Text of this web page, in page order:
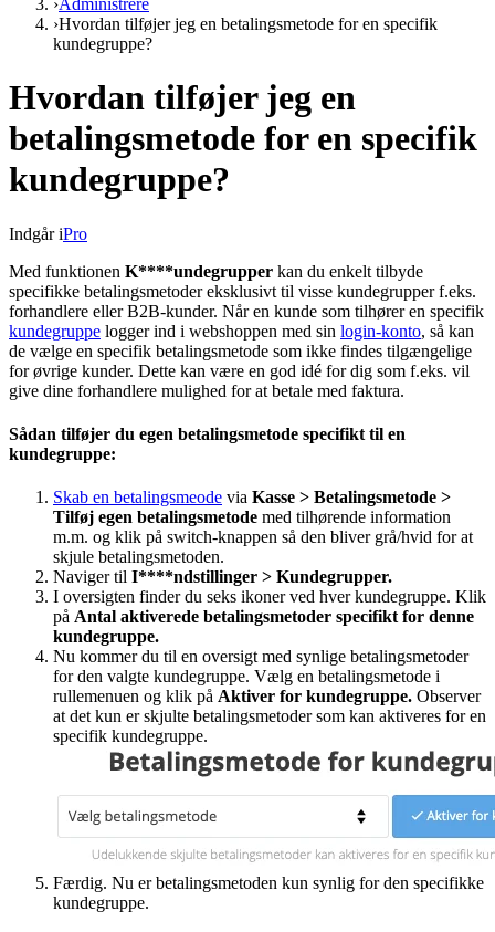
›Administrere
›Hvordan tilføjer jeg en betalingsmetode for en specifik
kundegruppe?
Hvordan tilføjer jeg en
betalingsmetode for en specifik
kundegruppe?
Indgår iPro
Med funktionen K****undegrupper kan du enkelt tilbyde
specifikke betalingsmetoder eksklusivt til visse kundegrupper f.eks.
forhandlere eller B2B-kunder. Når en kunde som tilhører en specifik
kundegruppe logger ind i webshoppen med sin login-konto, så kan
de vælge en specifik betalingsmetode som ikke findes tilgængelige
for øvrige kunder. Dette kan være en god idé for dig som f.eks. vil
give dine forhandlere mulighed for at betale med faktura.
Sådan tilføjer du egen betalingsmetode specifikt til en
kundegruppe:
Skab en betalingsmeode via Kasse > Betalingsmetode >
Tilføj egen betalingsmetode med tilhørende information
m.m. og klik på switch-knappen så den bliver grå/hvid for at
skjule betalingsmetoden.
Naviger til I****ndstillinger > Kundegrupper.
I oversigten finder du seks ikoner ved hver kundegruppe. Klik
på Antal aktiverede betalingsmetoder specifikt for denne
kundegruppe.
Nu kommer du til en oversigt med synlige betalingsmetoder
for den valgte kundegruppe. Vælg en betalingsmetode i
rullemenuen og klik på Aktiver for kundegruppe. Observer
at det kun er skjulte betalingsmetoder som kan aktiveres for en
specifik kundegruppe.
Færdig. Nu er betalingsmetoden kun synlig for den specifikke
kundegruppe.